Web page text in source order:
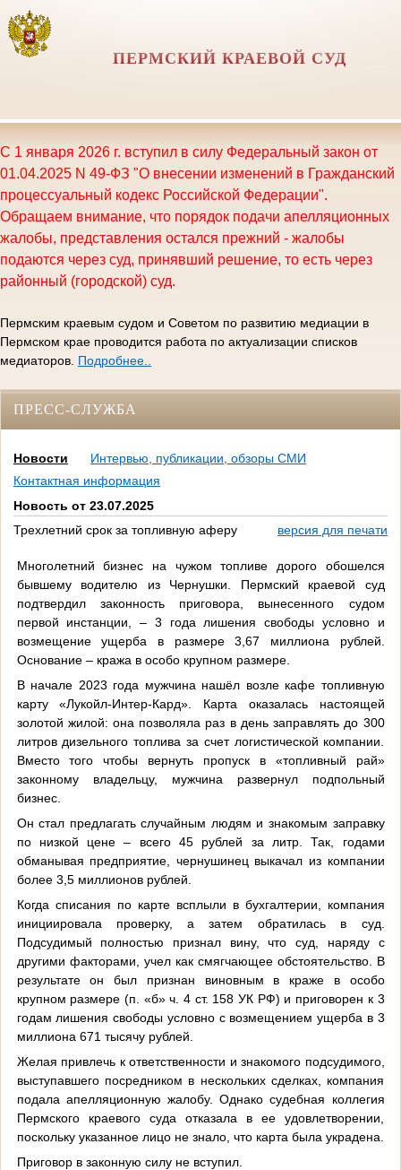
ПЕРМСКИЙ КРАЕВОЙ СУД
С 1 января 2026 г. вступил в силу Федеральный закон от
01.04.2025 N 49-ФЗ "О внесении изменений в Гражданский
процессуальный кодекс Российской Федерации".
Обращаем внимание, что порядок подачи апелляционных
жалобы, представления остался прежний - жалобы
подаются через суд, принявший решение, то есть через
районный (городской) суд.
Пермским краевым судом и Советом по развитию медиации в
Пермском крае проводится работа по актуализации списков
медиаторов. Подробнее..
ПРЕСС-СЛУЖБА
Новости
Интервью, публикации, обзоры СМИ
Контактная информация
Новость от 23.07.2025
Трехлетний срок за топливную аферу
версия для печати
Многолетний бизнес на чужом топливе дорого обошелся
бывшему водителю из Чернушки. Пермский краевой суд
подтвердил законность приговора, вынесенного судом
первой инстанции, – 3 года лишения свободы условно и
возмещение ущерба в размере 3,67 миллиона рублей.
Основание – кража в особо крупном размере.
В начале 2023 года мужчина нашёл возле кафе топливную
карту «Лукойл-Интер-Кард». Карта оказалась настоящей
золотой жилой: она позволяла раз в день заправлять до 300
литров дизельного топлива за счет логистической компании.
Вместо того чтобы вернуть пропуск в «топливный рай»
законному владельцу, мужчина развернул подпольный
бизнес.
Он стал предлагать случайным людям и знакомым заправку
по низкой цене – всего 45 рублей за литр. Так, годами
обманывая предприятие, чернушинец выкачал из компании
более 3,5 миллионов рублей.
Когда списания по карте всплыли в бухгалтерии, компания
инициировала проверку, а затем обратилась в суд.
Подсудимый полностью признал вину, что суд, наряду с
другими факторами, учел как смягчающее обстоятельство. В
результате он был признан виновным в краже в особо
крупном размере (п. «б» ч. 4 ст. 158 УК РФ) и приговорен к 3
годам лишения свободы условно с возмещением ущерба в 3
миллиона 671 тысячу рублей.
Желая привлечь к ответственности и знакомого подсудимого,
выступавшего посредником в нескольких сделках, компания
подала апелляционную жалобу. Однако судебная коллегия
Пермского краевого суда отказала в ее удовлетворении,
поскольку указанное лицо не знало, что карта была украдена.
Приговор в законную силу не вступил.